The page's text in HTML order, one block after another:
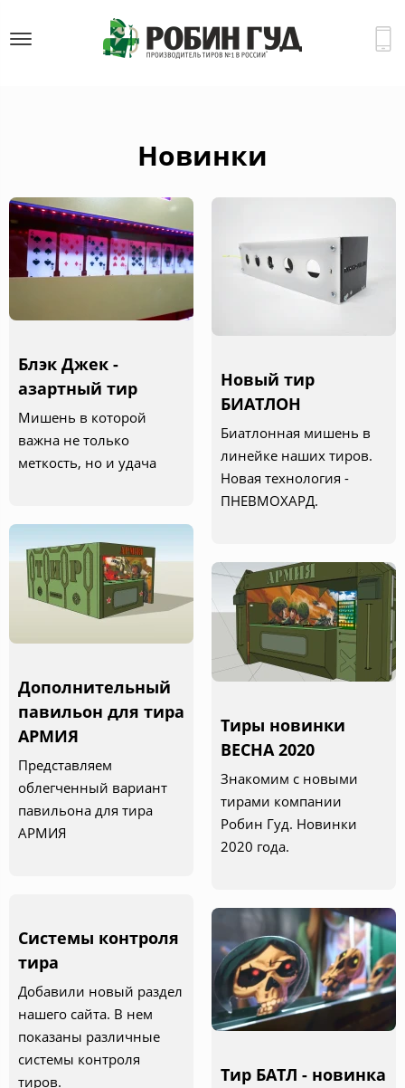
Новинки
Блэк Джек -
азартный тир
Мишень в которой
важна не только
меткость, но и удача
Новый тир
БИАТЛОН
Биатлонная мишень в
линейке наших тиров.
Новая технология -
ПНЕВМОХАРД.
Дополнительный
павильон для тира
АРМИЯ
Представляем
облегченный вариант
павильона для тира
АРМИЯ
Тиры новинки
ВЕСНА 2020
Знакомим с новыми
тирами компании
Робин Гуд. Новинки
2020 года.
Системы контроля
тира
Добавили новый раздел
нашего сайта. В нем
показаны различные
системы контроля
тиров.
Тир БАТЛ - новинка